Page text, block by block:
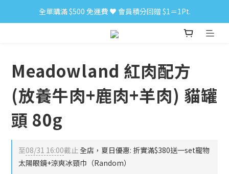
小食購滿 $300 順豐免運費 ‼
全單購滿 $500 免運費 ♥︎ 會員積分回贈 $1＝1Pt.
小食購滿 $300 順豐免運費 ‼
Meadowland 紅肉配方
(放養牛肉+鹿肉+羊肉) 貓罐
頭 80g
至08/31 16:00截止全店，夏日優惠: 折實滿$380送一set寵物
太陽眼鏡+涼爽冰頸巾（Random）